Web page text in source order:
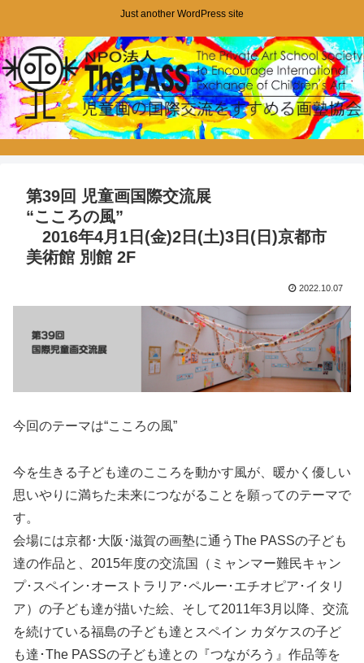
Just another WordPress site
第39回 児童画国際交流展
“こころの風”
2016年4月1日(金)2日(土)3日(日)京都市
美術館 別館 2F
2022.10.07
今回のテーマは“こころの風”
今を生きる子ども達のこころを動かす風が、暖かく優しい
思いやりに満ちた未来につながることを願ってのテーマで
す。
会場には京都･大阪･滋賀の画塾に通うThe PASSの子ども
達の作品と、2015年度の交流国（ミャンマー難民キャン
プ･スペイン･オーストラリア･ペルー･エチオピア･イタリ
ア）の子ども達が描いた絵、そして2011年3月以降、交流
を続けている福島の子ども達とスペイン カダケスの子ど
も達･The PASSの子ども達との『つながろう』作品等を